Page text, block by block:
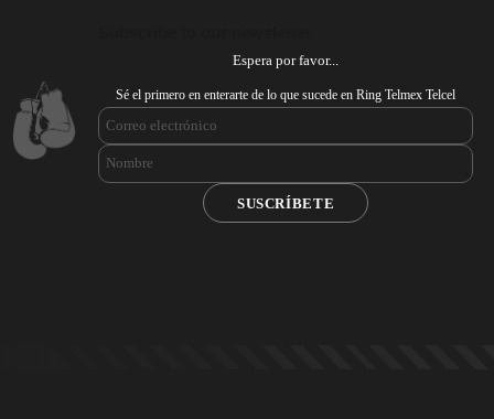
Espera por favor...
Sé el primero en enterarte de lo que sucede en Ring Telmex Telcel